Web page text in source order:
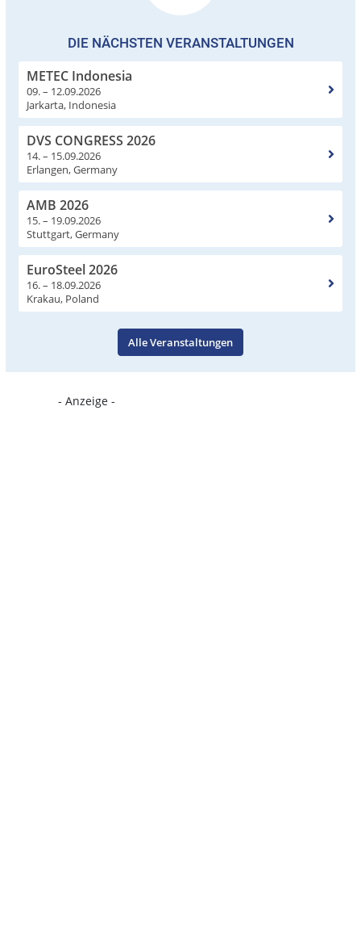
DIE NÄCHSTEN VERANSTALTUNGEN
METEC Indonesia
09. – 12.09.2026
Jarkarta, Indonesia
DVS CONGRESS 2026
14. – 15.09.2026
Erlangen, Germany
AMB 2026
15. – 19.09.2026
Stuttgart, Germany
EuroSteel 2026
16. – 18.09.2026
Krakau, Poland
Alle Veranstaltungen
- Anzeige -